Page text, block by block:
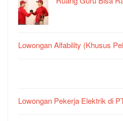
Lowongan Alfability (Khusus
Lowongan Pekerja Elektrik di